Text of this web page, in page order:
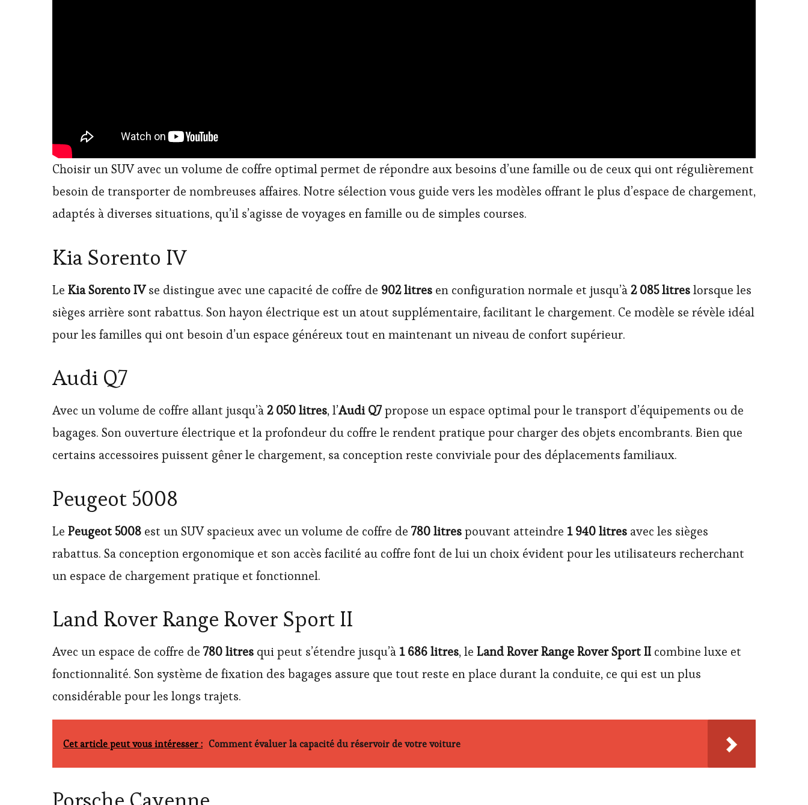
Choisir un SUV avec un volume de coffre optimal permet de répondre aux besoins d’une famille ou de ceux qui ont régulièrement
besoin de transporter de nombreuses affaires. Notre sélection vous guide vers les modèles offrant le plus d’espace de chargement,
adaptés à diverses situations, qu’il s’agisse de voyages en famille ou de simples courses.
Kia Sorento IV
Le Kia Sorento IVse distingue avec une capacité de coffre de 902 litres en configuration normale et jusqu’à2 085 litreslorsque les
sièges arrière sont rabattus. Son hayon électrique est un atout supplémentaire, facilitant le chargement. Ce modèle se révèle idéal
pour les familles qui ont besoin d’un espace généreux tout en maintenant un niveau de confort supérieur.
Audi Q7
Avec un volume de coffre allant jusqu’à2 050 litres, l’Audi Q7propose un espace optimal pour le transport d’équipements ou de
bagages. Son ouverture électrique et la profondeur du coffre le rendent pratique pour charger des objets encombrants. Bien que
certains accessoires puissent gêner le chargement, sa conception reste conviviale pour des déplacements familiaux.
Peugeot 5008
Le Peugeot 5008 est un SUV spacieux avec un volume de coffre de 780 litrespouvant atteindre 1 940 litres avec les sièges
rabattus. Sa conception ergonomique et son accès facilité au coffre font de lui un choix évident pour les utilisateurs recherchant
un espace de chargement pratique et fonctionnel.
Land Rover Range Rover Sport II
Avec un espace de coffre de 780 litres qui peut s’étendre jusqu’à 1 686 litres, le Land Rover Range Rover Sport II combine luxe et
fonctionnalité. Son système de fixation des bagages assure que tout reste en place durant la conduite, ce qui est un plus
considérable pour les longs trajets.
Cet article peut vous intéresser : Comment évaluer la capacité du réservoir de votre voiture